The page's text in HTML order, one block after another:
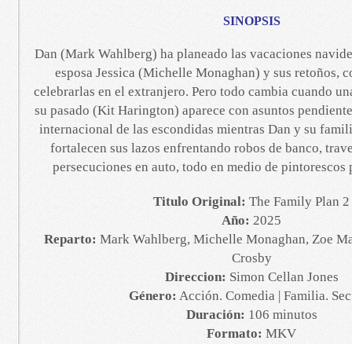
SINOPSIS
Dan (Mark Wahlberg) ha planeado las vacaciones
esposa Jessica (Michelle Monaghan) y sus retoños,
celebrarlas en el extranjero. Pero todo cambia cuando
su pasado (Kit Harington) aparece con asuntos
internacional de las escondidas mientras Dan y su
fortalecen sus lazos enfrentando robos de banco,
persecuciones en auto, todo en medio de pintorescos
Titulo Original: The Family Plan 2
Año: 2025
Reparto: Mark Wahlberg, Michelle Monaghan, Zoe
Crosby
Direccion: Simon Cellan Jones
Género: Acción. Comedia | Familia.
Duración: 106 minutos
Formato: MKV